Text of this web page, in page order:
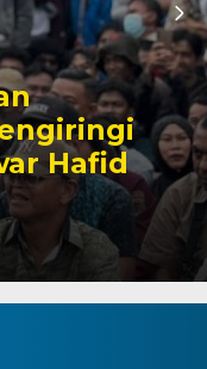
Hafid